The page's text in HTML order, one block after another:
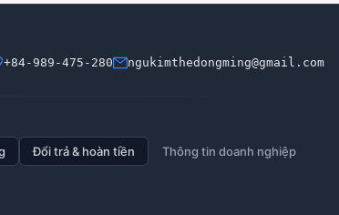
đai ốc chụp tiêu
Mỹ
+84-989-475-280 ngukimthedongming@gmail.com
Đổi trả & hoàn tiền Thông tin doanh nghiệp